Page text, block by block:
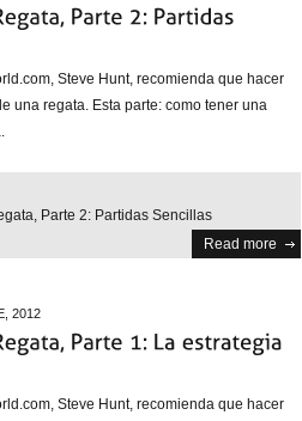
Steve Hunt, recomienda que hacer
una regata. Esta parte: como tener una
Parte 2: Partidas Sencillas
Read more
2012
Steve Hunt, recomienda que hacer